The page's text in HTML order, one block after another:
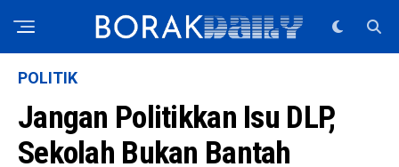
POLITIK
Jangan Politikkan Isu DLP,
Sekolah Bukan Bantah